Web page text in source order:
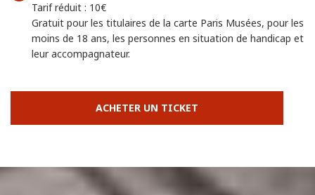
Tarif réduit : 10€
Gratuit pour les titulaires de la carte Paris Musées, pour les
moins de 18 ans, les personnes en situation de handicap et
leur accompagnateur.
ACHETER UN TICKET